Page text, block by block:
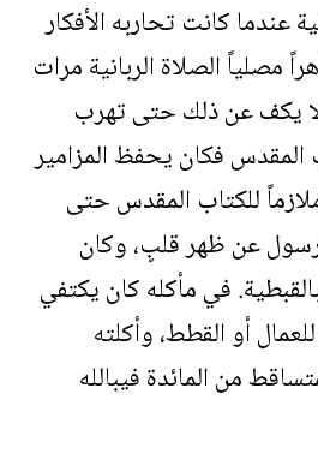
عندما كانت تحاربه الأفكار
مصلياً الصلاة الربانية مرات
يكف عن ذلك حتى تهرب
المقدس فكان يحفظ المزامير
للكتاب المقدس حتى
عن ظهر قلبٍ، وكان
في مأكله كان يكتفي
أو القطط، وأكلته
من المائدة فيبالله